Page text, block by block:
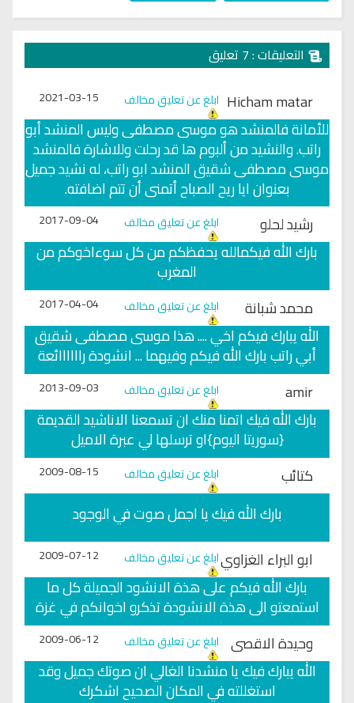
التعليقات : 7 تعليق
Hicham matar ابلغ عن تعليق مخالف 2021-03-15
للأمانة فالمنشد هو موسى مصطفى وليس المنشد أبو
راتب. والنشيد من ألبوم ها قد رحلت وللاشارة فالمنشد
موسى مصطفى شقيق المنشد ابو راتب، له نشيد جميل
بعنوان ايا ريح الصباح أتمنى أن تتم اضافته.
رشيد لحلو
ابلغ عن تعليق مخالف 2017-09-04
بارك الله فيكمالله يحفظكم من كل سوءاخوكم من
المغرب
محمد شبانة
ابلغ عن تعليق مخالف 2017-04-04
الله يبارك فيكم اخي .... هذا موسى مصطفى شقيق
أبي راتب بارك الله فيكم وفيهما ... انشودة راااااائعة
amir
ابلغ عن تعليق مخالف 2013-09-03
بارك الله فيك اتمنا منك ان تسمعنا الاناشيد القديمة
{سوريتا اليوم}او ترسلها لي عبرة الاميل
كتائب
ابلغ عن تعليق مخالف 2009-08-15
بارك الله فيك يا اجمل صوت في الوجود
ابو البراء الغزاويابلغ عن تعليق مخالف 2009-07-12
بارك الله فيكم على هذة الانشود الجميلة كل ما
استمعتو الى هذة الانشودة تذكرو اخوانكم في غزة
وحيدة الاقصى
ابلغ عن تعليق مخالف 2009-06-12
الله يبارك فيك يا منشدنا الغالي ان صوتك جميل وقد
استغللته في المكان الصحيح اشكرك